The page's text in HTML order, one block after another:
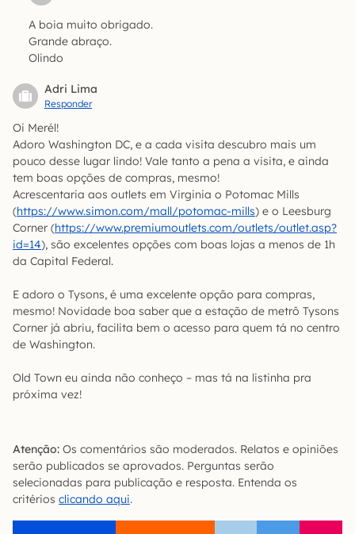
A boia muito obrigado.
Grande abraço.
Olindo
Adri Lima
Responder
Oi Merél!
Adoro Washington DC, e a cada visita descubro mais um
pouco desse lugar lindo! Vale tanto a pena a visita, e ainda
tem boas opções de compras, mesmo!
Acrescentaria aos outlets em Virginia o Potomac Mills
(https://www.simon.com/mall/potomac-mills) e o Leesburg
Corner (https://www.premiumoutlets.com/outlets/outlet.asp?
id=14), são excelentes opções com boas lojas a menos de 1h
da Capital Federal.
E adoro o Tysons, é uma excelente opção para compras,
mesmo! Novidade boa saber que a estação de metrô Tysons
Corner já abriu, facilita bem o acesso para quem tá no centro
de Washington.
Old Town eu ainda não conheço – mas tá na listinha pra
próxima vez!
Atenção: Os comentários são moderados. Relatos e opiniões
serão publicados se aprovados. Perguntas serão
selecionadas para publicação e resposta. Entenda os
critérios clicando aqui.